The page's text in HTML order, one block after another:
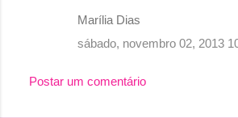
Marília Dias
sábado, novembro 02, 2013
Postar um comentário